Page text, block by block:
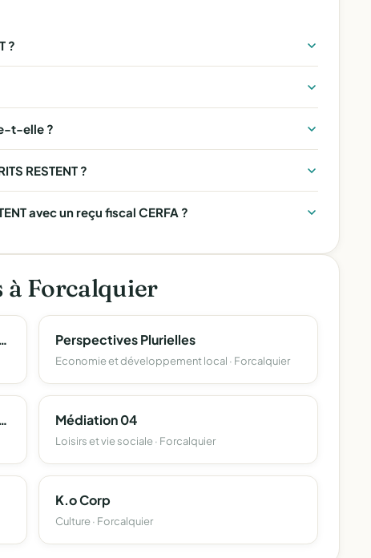
?
t-elle ?
RESTENT ?
avec un reçu fiscal CERFA ?
à Forcalquier
Comité D'organisation Equirando Sud 2027 Perspectives Plurielles
Economie et développement local · Forcalquier
Comite Des Alpes-De-Haute-Provence De Judo, Jiujitsu, Kendo Et Disciplines Associees Médiation 04
Loisirs et vie sociale · Forcalquier
K.o Corp
Culture · Forcalquier